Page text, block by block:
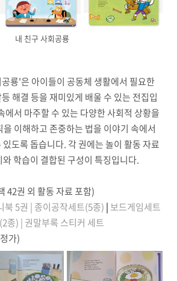
내 친구 사회공룡
룡'은 아이들이 공동체 생활에서 필요한
해결 등을 재미있게 배울 수 있는 전집입
에서 마주할 수 있는 다양한 사회적 상황을
이해하고 존중하는 법을 이야기 속에서
도록 돕습니다. 각 권에는 놀이 활동 자료
학습이 결합된 구성이 특징입니다.
42권 외 활동 자료 포함)
북 5권 | 종이공작세트(5종) | 보드게임세트
종) | 권말부록 스티커 세트
가)